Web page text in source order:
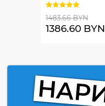
1483.66 BYN
1386.60 BYN